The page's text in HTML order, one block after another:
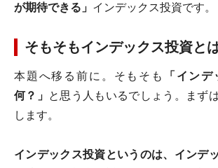
が期待できる」 インデックス投資です。
そもそもインデックス投資と
本題へ移る前に。そもそも
「イン
何？」 と思う人もいるでしょう。まず
します。
インデックス投資というのは、インデ